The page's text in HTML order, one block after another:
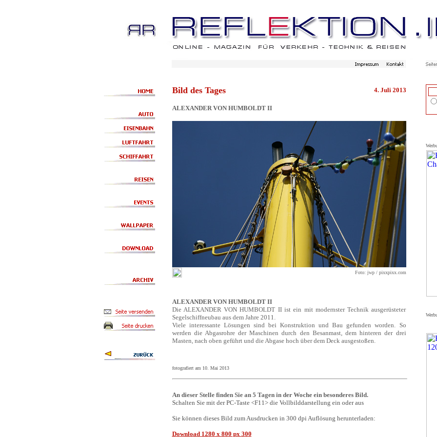
Bild des Tages 4. Juli 2013
ALEXANDER VON HUMBOLDT II
Foto: jwp / pixxpixx.com
ALEXANDER VON HUMBOLDT II
Die ALEXANDER VON HUMBOLDT II ist ein mit modernster Technik ausgerüsteter
Segelschiffneubau aus dem Jahre 2011.
Viele interessante Lösungen sind bei Konstruktion und Bau gefunden worden. So
werden die Abgasrohre der Maschinen durch den Besanmast, dem hinteren der drei
Masten, nach oben geführt und die Abgase hoch über dem Deck ausgestoßen.
fotografiert am 10. Mai 2013
An dieser Stelle finden Sie an 5 Tagen in der Woche ein besonderes Bild.
Schalten Sie mit der PC-Taste <F11> die Vollbilddarstellung ein oder aus
Sie können dieses Bild zum Ausdrucken in 300 dpi Auflösung herunterladen:
Download 1280 x 800 px 300